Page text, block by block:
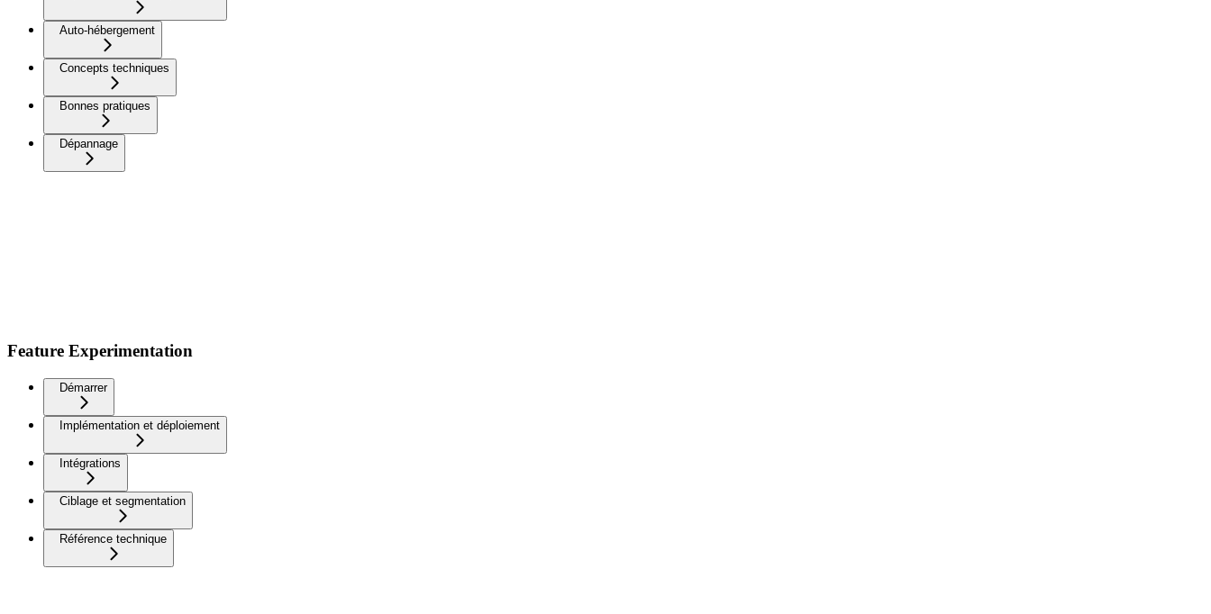
Auto-hébergement
Concepts techniques
Bonnes pratiques
Dépannage
Feature Experimentation
Démarrer
Implémentation et déploiement
Intégrations
Ciblage et segmentation
Référence technique